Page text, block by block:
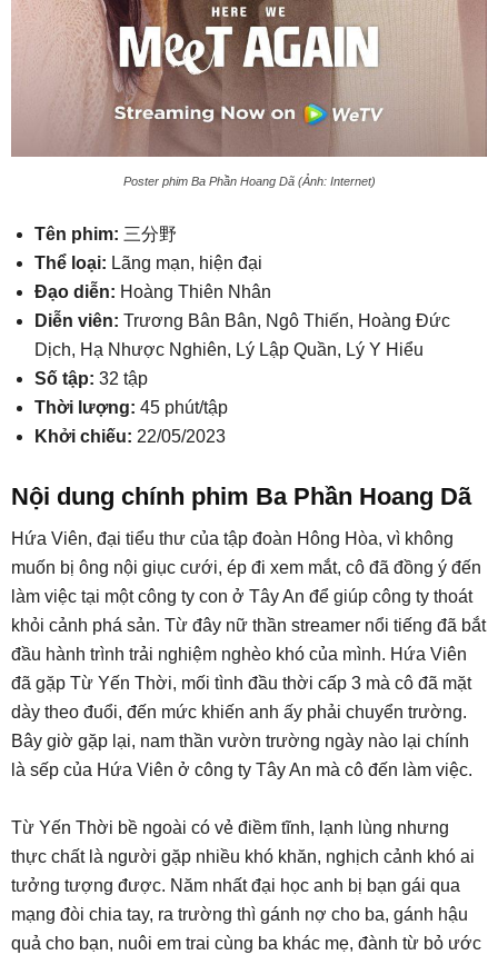
Poster phim Ba Phần Hoang Dã (Ảnh: Internet)
Tên phim: 三分野
Thể loại: Lãng mạn, hiện đại
Đạo diễn: Hoàng Thiên Nhân
Diễn viên: Trương Bân Bân, Ngô Thiến, Hoàng Đức
Dịch, Hạ Nhược Nghiên, Lý Lập Quần, Lý Y Hiểu
Số tập: 32 tập
Thời lượng: 45 phút/tập
Khởi chiếu: 22/05/2023
Nội dung chính phim Ba Phần Hoang Dã
Hứa Viên, đại tiểu thư của tập đoàn Hông Hòa, vì không
muốn bị ông nội giục cưới, ép đi xem mắt, cô đã đồng ý đến
làm việc tại một công ty con ở Tây An để giúp công ty thoát
khỏi cảnh phá sản. Từ đây nữ thần streamer nổi tiếng đã bắt
đầu hành trình trải nghiệm nghèo khó của mình. Hứa Viên
đã gặp Từ Yến Thời, mối tình đầu thời cấp 3 mà cô đã mặt
dày theo đuổi, đến mức khiến anh ấy phải chuyển trường.
Bây giờ gặp lại, nam thần vườn trường ngày nào lại chính
là sếp của Hứa Viên ở công ty Tây An mà cô đến làm việc.
Từ Yến Thời bề ngoài có vẻ điềm tĩnh, lạnh lùng nhưng
thực chất là người gặp nhiều khó khăn, nghịch cảnh khó ai
tưởng tượng được. Năm nhất đại học anh bị bạn gái qua
mạng đòi chia tay, ra trường thì gánh nợ cho ba, gánh hậu
quả cho bạn, nuôi em trai cùng ba khác mẹ, đành từ bỏ ước